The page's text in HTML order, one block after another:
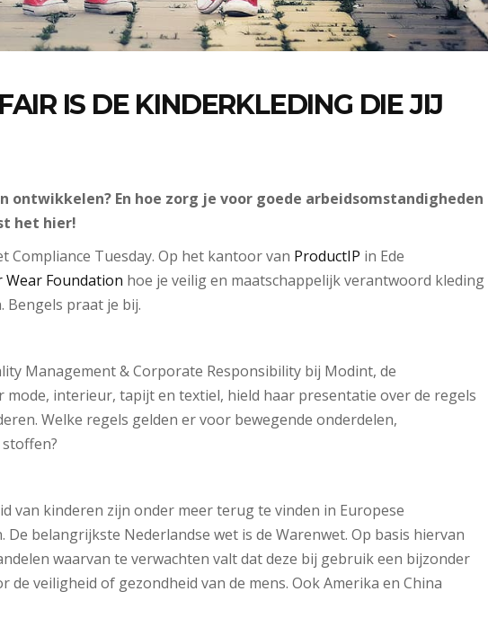
IS DE KINDERKLEDING DIE JIJ
ontwikkelen? En hoe zorg je voor goede arbeidsomstandigheden
het hier!
Compliance Tuesday. Op het kantoor van ProductIP in Ede
Wear Foundation hoe je veilig en maatschappelijk verantwoord kleding
praat je bij.
Management & Corporate Responsibility bij Modint, de
interieur, tapijt en textiel, hield haar presentatie over de regels
Welke regels gelden er voor bewegende onderdelen,
van kinderen zijn onder meer terug te vinden in Europese
belangrijkste Nederlandse wet is de Warenwet. Op basis hiervan
waarvan te verwachten valt dat deze bij gebruik een bijzonder
de veiligheid of gezondheid van de mens. Ook Amerika en China